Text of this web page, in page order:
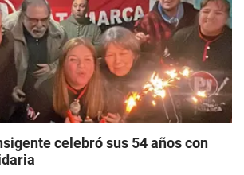
celebró sus 54 años con